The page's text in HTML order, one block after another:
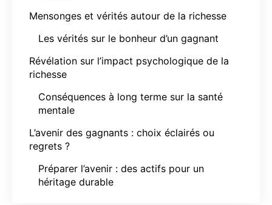
Mensonges et vérités autour de la richesse
Les vérités sur le bonheur d’un gagnant
Révélation sur l’impact psychologique de la
richesse
Conséquences à long terme sur la santé
mentale
L’avenir des gagnants : choix éclairés ou
regrets ?
Préparer l’avenir : des actifs pour un
héritage durable